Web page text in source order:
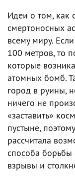
Идеи о том, как
смертоносных
всему миру.
100 метров, то
которые
атомных бомб.
город в руины,
ничего не
«заставить»
пустыне,
рассчитала
способа борьбы
взрывы и